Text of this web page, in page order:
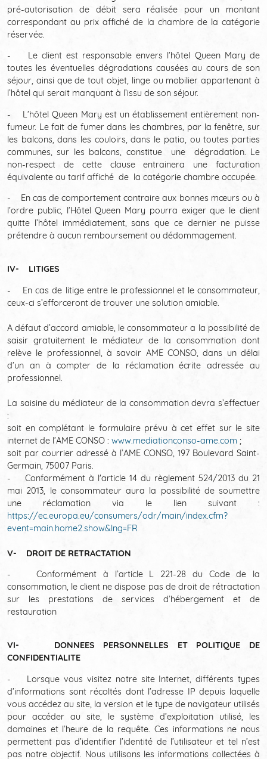
pré-autorisation de débit sera réalisée pour un montant
correspondant au prix affiché de la chambre de la catégorie
réservée.
- Le client est responsable envers l’hôtel Queen Mary de
toutes les éventuelles dégradations causées au cours de son
séjour, ainsi que de tout objet, linge ou mobilier appartenant à
l’hôtel qui serait manquant à l’issu de son séjour.
- L’hôtel Queen Mary est un établissement entièrement non-
fumeur. Le fait de fumer dans les chambres, par la fenêtre, sur
les balcons, dans les couloirs, dans le patio, ou toutes parties
communes, sur les balcons, constitue une dégradation. Le
non-respect de cette clause entrainera une facturation
équivalente au tarif affiché de la catégorie chambre occupée.
- En cas de comportement contraire aux bonnes mœurs ou à
l’ordre public, l’Hôtel Queen Mary pourra exiger que le client
quitte l’hôtel immédiatement, sans que ce dernier ne puisse
prétendre à aucun remboursement ou dédommagement.
IV- LITIGES
- En cas de litige entre le professionnel et le consommateur,
ceux-ci s’efforceront de trouver une solution amiable.
A défaut d’accord amiable, le consommateur a la possibilité de
saisir gratuitement le médiateur de la consommation dont
relève le professionnel, à savoir AME CONSO, dans un délai
d’un an à compter de la réclamation écrite adressée au
professionnel.
La saisine du médiateur de la consommation devra s’effectuer
:
soit en complétant le formulaire prévu à cet effet sur le site
internet de l’AME CONSO : www.mediationconso-ame.com ;
soit par courrier adressé à l’AME CONSO, 197 Boulevard Saint-
Germain, 75007 Paris.
- Conformément à l'article 14 du règlement 524/2013 du 21
mai 2013, le consommateur aura la possibilité de soumettre
une réclamation via le lien suivant :
https://ec.europa.eu/consumers/odr/main/index.cfm?
event=main.home2.show&lng=FR
V- DROIT DE RETRACTATION
- Conformément à l’article L 221-28 du Code de la
consommation, le client ne dispose pas de droit de rétractation
sur les prestations de services d’hébergement et de
restauration
VI- DONNEES PERSONNELLES ET POLITIQUE DE
CONFIDENTIALITE
- Lorsque vous visitez notre site Internet, différents types
d’informations sont récoltés dont l’adresse IP depuis laquelle
vous accédez au site, la version et le type de navigateur utilisés
pour accéder au site, le système d’exploitation utilisé, les
domaines et l’heure de la requête. Ces informations ne nous
permettent pas d’identifier l’identité de l’utilisateur et tel n’est
pas notre objectif. Nous utilisons les informations collectées à